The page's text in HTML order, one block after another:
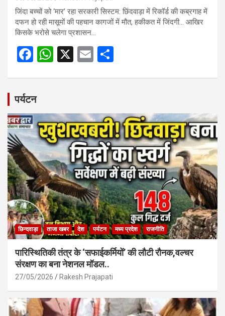
जिंदा बच्चों को ‘मार’ रहा सरकारी सिस्टम: छिंदवाड़ा में रिकॉर्ड की कब्रगाह में
दफन हो रही मासूमों की पहचान कागजों में मौत, हकीकत में जिंदगी… आखिर
किसके भरोसे चलेगा प्रशासन…
F
b
o
o
k
W
A
p
p
X
E
पर्यटन
छिन्दवाड़ा ताजा खबर देश पर्यटन मध्य प्रदेश राजनीति
पारिस्थितिकी तंत्र के ‘सफाईकर्मियों’ की लौटी रौनक,वल्चर
संरक्षण का बना नेशनल मॉडल..
27/05/2026 Rakesh Prajapati